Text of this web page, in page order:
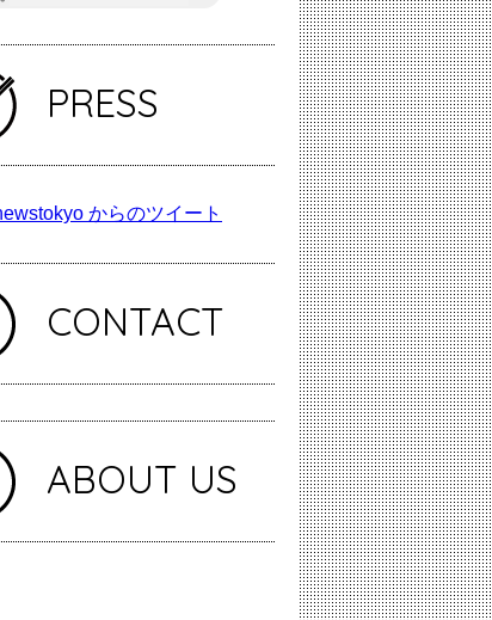
PRESS
からのツイート
CONTACT
ABOUT US